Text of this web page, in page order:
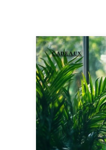
CADEAUX